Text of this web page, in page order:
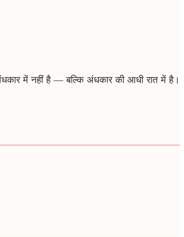
में नहीं है — बल्कि अंधकार की आधी रात में है।